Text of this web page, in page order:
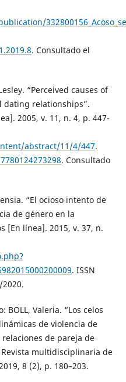
. Consultado el
“Perceived causes of
dating relationships”.
2005, v. 11, n. 4, p. 447-
abstract/11/4/447.
. Consultado
“El ocioso intento de
de género en la
[En línea]. 2015, v. 37, n.
. ISSN
BOLL, Valeria. “Los celos
de violencia de
de pareja de
multidisciplinaria de
8 (2), p. 180–203.